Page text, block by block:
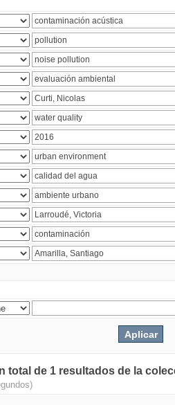
total de 1 resultados de la